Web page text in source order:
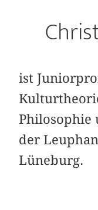
ist
Philosophie
der
Lüneburg.